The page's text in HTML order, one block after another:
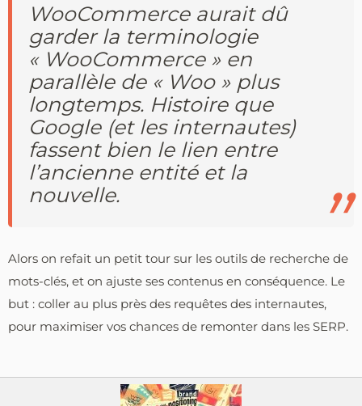
WooCommerce aurait dû
garder la terminologie
« WooCommerce » en
parallèle de « Woo » plus
longtemps. Histoire que
Google (et les internautes)
fassent bien le lien entre
l’ancienne entité et la
nouvelle.
Alors on refait un petit tour sur les outils de recherche de
mots-clés, et on ajuste ses contenus en conséquence. Le
but : coller au plus près des requêtes des internautes,
pour maximiser vos chances de remonter dans les SERP.